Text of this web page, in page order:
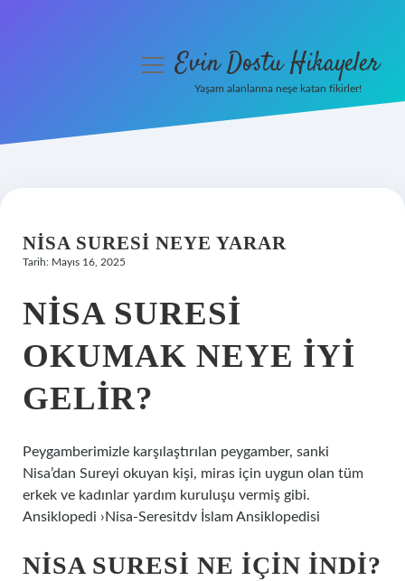
Hakkımızda
menüyüEvin Dostu Hikayeler
Yaşam alanlarına neşe katan fikirler!
NISA SURESI NEYE YARAR
Tarih: Mayıs 16, 2025
NISA SURESI
OKUMAK NEYE IYI
GELIR?
Peygamberimizle karşılaştırılan peygamber, sanki
Nisa’dan Sureyi okuyan kişi, miras için uygun olan tüm
erkek ve kadınlar yardım kuruluşu vermiş gibi.
Ansiklopedi ›Nisa-Seresitdv İslam Ansiklopedisi
NISA SURESI NE IÇIN INDI?